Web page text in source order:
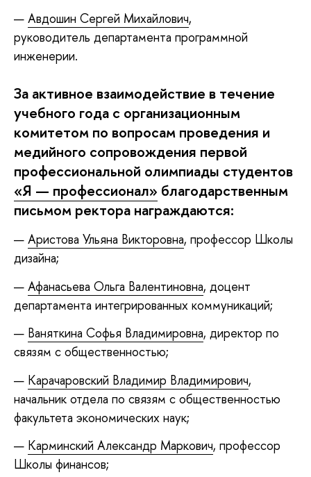
Авдошин Сергей Михайлович,
руководитель департамента программной
инженерии.
За активное взаимодействие в течение
учебного года с организационным
комитетом по вопросам проведения и
медийного сопровождения первой
профессиональной олимпиады студентов
«Я — профессионал» благодарственным
письмом ректора награждаются:
Аристова Ульяна Викторовна, профессор Школы
дизайна;
Афанасьева Ольга Валентиновна, доцент
департамента интегрированных коммуникаций;
Ваняткина Софья Владимировна, директор по
связям с общественностью;
Карачаровский Владимир Владимирович,
начальник отдела по связям с общественностью
факультета экономических наук;
Карминский Александр Маркович, профессор
Школы финансов;